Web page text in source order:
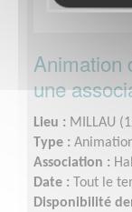
Animation
une
Lieu : MILLAU
Type :
Association :
Date :
Tout le
Disponibilité